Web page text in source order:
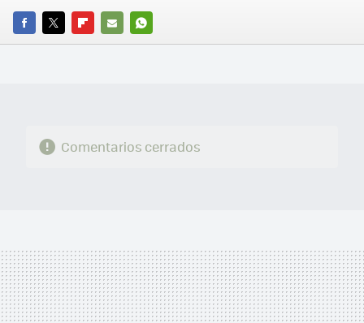
FACEBOOK
TWITTERFLIPBOARD
E-
WHATSAPP
Comentarios cerrados